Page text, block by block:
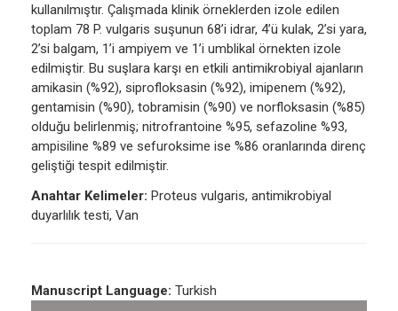
kullanılmıştır. Çalışmada klinik örneklerden izole edilen
toplam 78 P. vulgaris suşunun 68’i idrar, 4’ü kulak, 2’si yara,
2’si balgam, 1’i ampiyem ve 1’i umblikal örnekten izole
edilmiştir. Bu suşlara karşı en etkili antimikrobiyal ajanların
amikasin (%92), siprofloksasin (%92), imipenem (%92),
gentamisin (%90), tobramisin (%90) ve norfloksasin (%85)
olduğu belirlenmiş; nitrofrantoine %95, sefazoline %93,
ampisiline %89 ve sefuroksime ise %86 oranlarında direnç
geliştiği tespit edilmiştir.
Anahtar Kelimeler: Proteus vulgaris, antimikrobiyal
duyarlılık testi, Van
Manuscript Language: Turkish